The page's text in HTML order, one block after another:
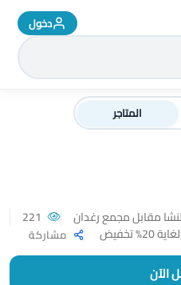
دخول
المتاجر
مقابل مجمع رغدان
لغاية 20% تخفيض مشاركة
الآن